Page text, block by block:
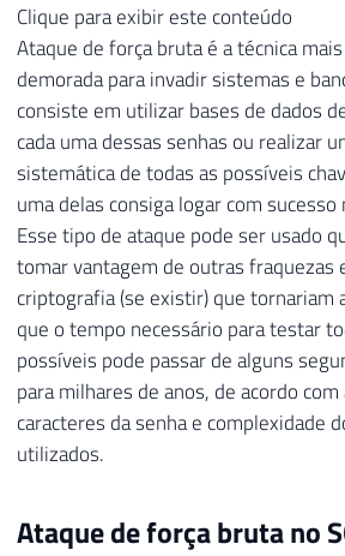
Clique para exibir este conteúdo
Ataque de força bruta é a técnica
demorada para invadir sistemas e
consiste em utilizar bases de dados
cada uma dessas senhas ou realizar
sistemática de todas as possíveis
uma delas consiga logar com
Esse tipo de ataque pode ser usado
tomar vantagem de outras fraquezas
criptografia (se existir) que tornariam
que o tempo necessário para testar
possíveis pode passar de alguns
para milhares de anos, de acordo
caracteres da senha e complexidade
utilizados.
Ataque de força bruta no